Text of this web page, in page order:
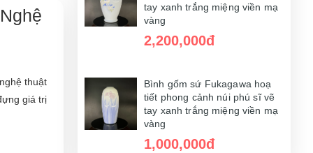
thuật
giá trị
1,700,000đ
Bình gốm sứ Fukagawa hoạ
tiết phong cảnh núi phú sĩ vẽ
tay xanh trắng miệng viền mạ
vàng
2,200,000đ
Bình gốm sứ Fukagawa hoạ
tiết phong cảnh núi phú sĩ vẽ
tay xanh trắng miệng viền mạ
vàng
1,000,000đ